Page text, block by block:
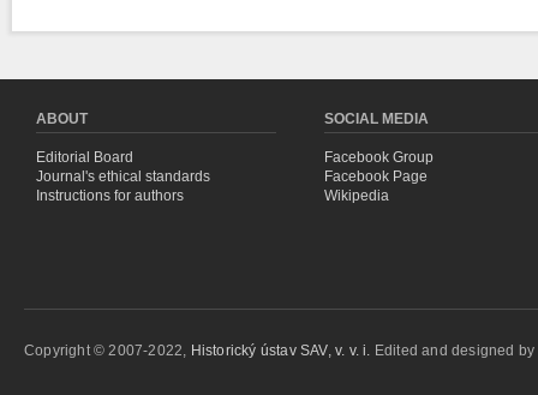
ABOUT
Editorial Board
Journal's ethical standards
Instructions for authors
SOCIAL MEDIA
Facebook Group
Facebook Page
Wikipedia
Copyright © 2007-2022, Historický ústav SAV, v. v. i. Edited and designed by